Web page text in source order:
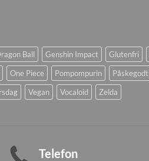
Ball Genshin Impact Glutenfri
One Piece Pompompurin Påskegodt
Vegan Vocaloid Zelda
Telefon